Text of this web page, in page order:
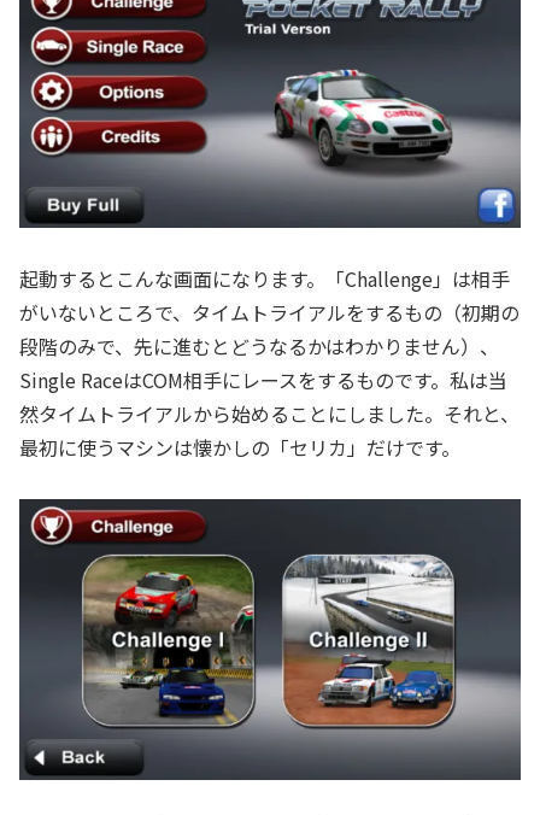
起動するとこんな画面になります。「Challenge」は相手
がいないところで、タイムトライアルをするもの（初期の
段階のみで、先に進むとどうなるかはわかりません）、
Single RaceはCOM相手にレースをするものです。私は当
然タイムトライアルから始めることにしました。それと、
最初に使うマシンは懐かしの「セリカ」だけです。